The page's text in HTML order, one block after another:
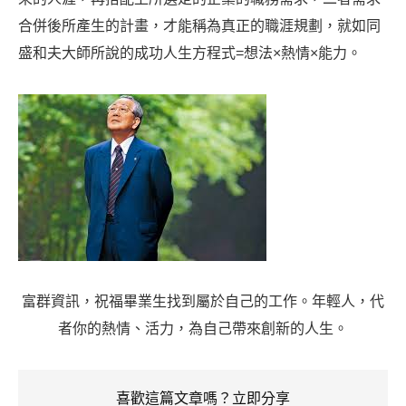
合併後所產生的計畫，才能稱為真正的職涯規劃，就如同
盛和夫大師所說的成功人生方程式=想法×熱情×​能力。
富群資訊，祝福畢業生找到屬於自己的工作。年輕人，代
者你的熱情、活力，為自己帶來創新的人生。
喜歡這篇文章嗎？立即分享